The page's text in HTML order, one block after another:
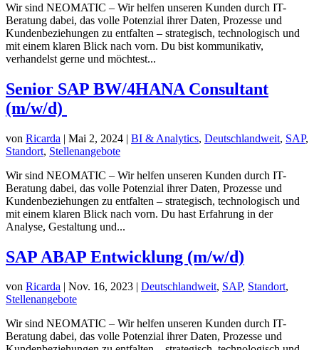
Wir sind NEOMATIC – Wir helfen unseren Kunden durch IT-
Beratung dabei, das volle Potenzial ihrer Daten, Prozesse und
Kundenbeziehungen zu entfalten – strategisch, technologisch und
mit einem klaren Blick nach vorn. Du bist kommunikativ,
verhandelst gerne und möchtest...
Senior SAP BW/4HANA Consultant
(m/w/d)
von Ricarda | Mai 2, 2024 | BI & Analytics, Deutschlandweit, SAP,
Standort, Stellenangebote
Wir sind NEOMATIC – Wir helfen unseren Kunden durch IT-
Beratung dabei, das volle Potenzial ihrer Daten, Prozesse und
Kundenbeziehungen zu entfalten – strategisch, technologisch und
mit einem klaren Blick nach vorn. Du hast Erfahrung in der
Analyse, Gestaltung und...
SAP ABAP Entwicklung (m/w/d)
von Ricarda | Nov. 16, 2023 | Deutschlandweit, SAP, Standort,
Stellenangebote
Wir sind NEOMATIC – Wir helfen unseren Kunden durch IT-
Beratung dabei, das volle Potenzial ihrer Daten, Prozesse und